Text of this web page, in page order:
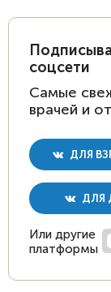
соцсети
Самые
врачей и
ДЛЯ
ДЛЯ
Или другие
платформы